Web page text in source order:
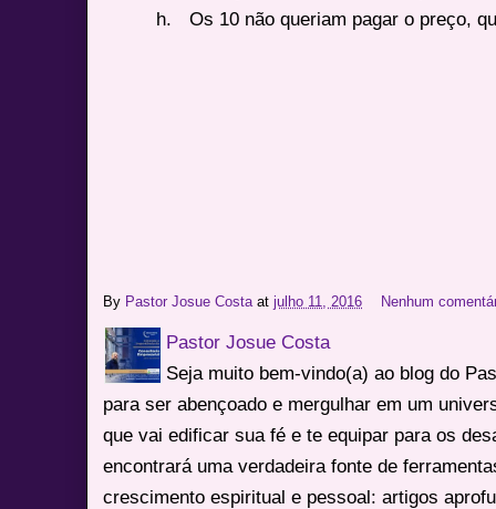
h.
Os 10 não queriam pagar o preço,
By Pastor Josue Costa atjulho 11, 2016 Nenhum
Pastor Josue Costa
Seja muito bem-vindo(a) ao blog do
para ser abençoado e mergulhar em um
que vai edificar sua fé e te equipar para os
encontrará uma verdadeira fonte de
crescimento espiritual e pessoal: artigos